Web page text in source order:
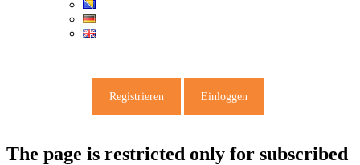
Registrieren Einloggen
The page is restricted only for subscribed